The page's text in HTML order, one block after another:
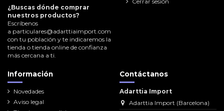
¿Buscas dónde comprar
nuestros productos?
Escríbenos
a particulares@adarttiaimport.com
con tu población y te indicaremos la
tienda o tienda online de confianza
más cercana a ti.
Información
Novedades
Aviso legal
Contáctanos
Adarttia Import
Adarttia Import (Barcelona)